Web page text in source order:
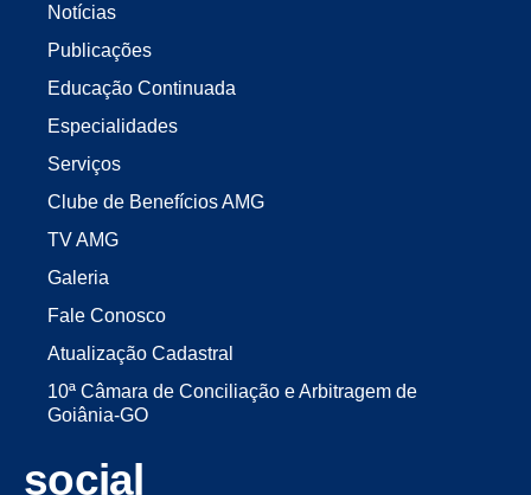
Notícias
Publicações
Educação Continuada
Especialidades
Serviços
Clube de Benefícios AMG
TV AMG
Galeria
Fale Conosco
Atualização Cadastral
10ª Câmara de Conciliação e Arbitragem de
Goiânia-GO
social